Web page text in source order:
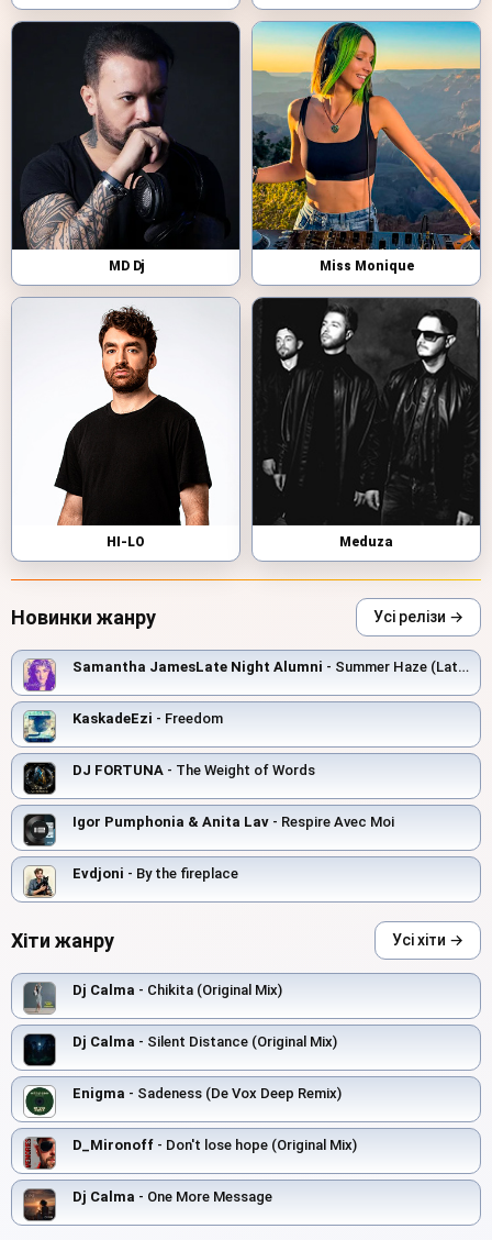
MD Dj Miss Monique
HI-LO Meduza
Новинки жанру Усі релізи →
Samantha JamesLate Night Alumni - Summer Haze (Late Night Alumni Mix)
KaskadeEzi - Freedom
DJ FORTUNA - The Weight of Words
Igor Pumphonia & Anita Lav - Respire Avec Moi
Evdjoni - By the fireplace
Хіти жанру Усі хіти →
Dj Calma - Chikita (Original Mix)
Dj Calma - Silent Distance (Original Mix)
Enigma - Sadeness (De Vox Deep Remix)
D_Mironoff - Don't lose hope (Original Mix)
Dj Calma - One More Message